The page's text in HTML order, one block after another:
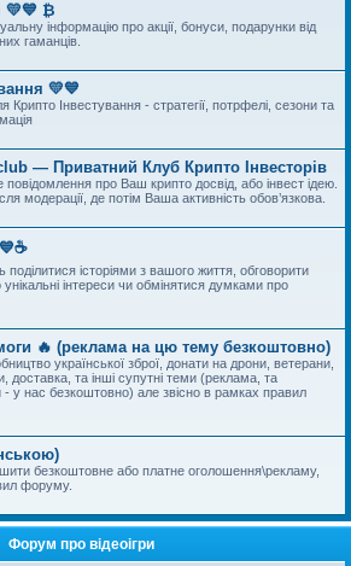
💛💙 ₿
інформацію про акції, бонуси, подарунки від
гаманців.
💛💙
Крипто Інвестування - стратегії, потрфелі, сезони та
— Приватний Клуб Крипто Інвесторів
повідомлення про Ваш крипто досвід, або інвест ідею.
модерації, де потім Ваша активність обов’язкова.
історіями з вашого життя, обговорити
унікальні інтереси чи обмінятися думками про
🔥 (реклама на цю тему безкоштовно)
української зброї, донати на дрони, ветерани,
доставка, та інші супутні теми (реклама, та
у нас безкоштовно) але звісно в рамках правил
безкоштовне або платне оголошення\рекламу,
форуму.
Форум про відеоігри